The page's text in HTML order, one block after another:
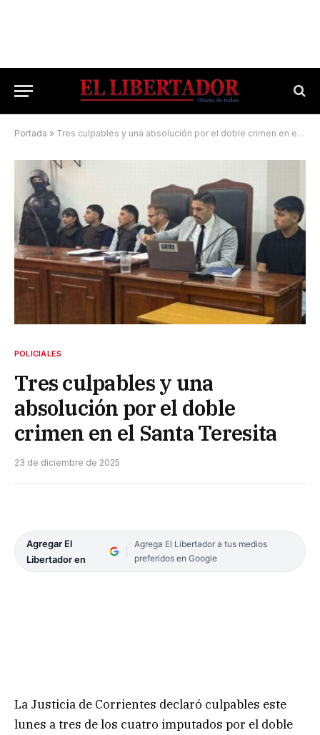
Portada » Tres culpables y una absolución por el doble crimen en el Santa Teresita
POLICIALES
Tres culpables y una
absolución por el doble
crimen en el Santa Teresita
23 de diciembre de 2025
Agregar El
Libertador en
Agrega El Libertador a tus medios
preferidos en Google
La Justicia de Corrientes declaró culpables este
lunes a tres de los cuatro imputados por el doble